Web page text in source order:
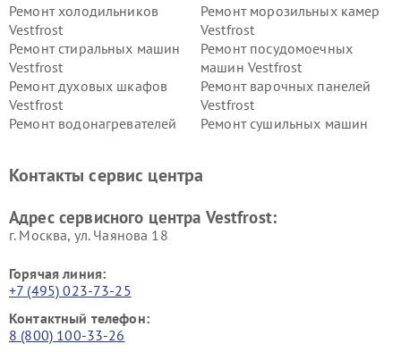
Ремонт холодильников
Vestfrost
Ремонт морозильных камер
Vestfrost
Ремонт стиральных машин
Vestfrost
Ремонт посудомоечных
машин Vestfrost
Ремонт духовых шкафов
Vestfrost
Ремонт варочных панелей
Vestfrost
Ремонт водонагревателей
Ремонт сушильных машин
Vestfrost
Контакты сервис центра
Адрес сервисного центра Vestfrost:
г. Москва, ул. Чаянова 18
Горячая линия:
+7 (495) 023-73-25
Контактный телефон:
8 (800) 100-33-26